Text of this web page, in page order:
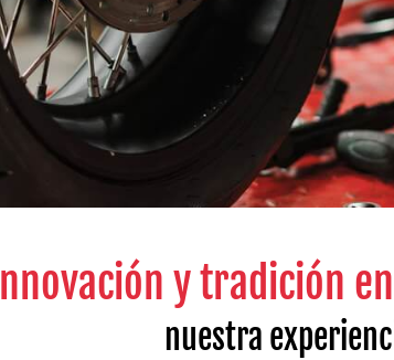
Innovación y tradición
nuestra